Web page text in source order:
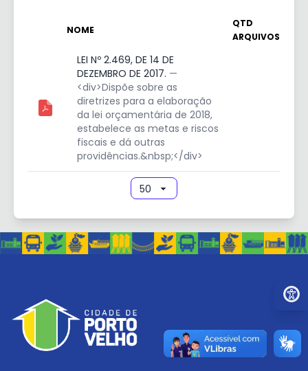
NOME
QTD
ARQUIVOS
LEI Nº 2.469, DE 14 DE
DEZEMBRO DE 2017. —
<div>Dispõe sobre as
diretrizes para a elaboração
da lei orçamentária de 2018,
estabelece as metas e riscos
fiscais e dá outras
providências.&nbsp;</div>
Ir